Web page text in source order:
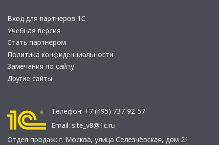
Вход для партнеров 1С
Учебная версия
Стать партнером
Политика конфиденциальности
Замечания по сайту
Другие сайты
Телефон: +7 (495) 737-92-57
Email: site_v8@1c.ru
Отдел продаж: г. Москва, улица Селезнёвская, дом 21